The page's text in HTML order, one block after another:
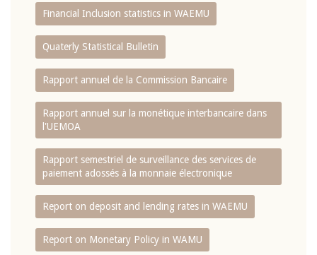
Financial Inclusion statistics in WAEMU
Quaterly Statistical Bulletin
Rapport annuel de la Commission Bancaire
Rapport annuel sur la monétique interbancaire dans
l'UEMOA
Rapport semestriel de surveillance des services de
paiement adossés à la monnaie électronique
Report on deposit and lending rates in WAEMU
Report on Monetary Policy in WAMU